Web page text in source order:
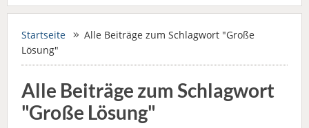
Startseite
Alle Beiträge zum Schlagwort "Große
Lösung"
Alle Beiträge zum Schlagwort
"Große Lösung"